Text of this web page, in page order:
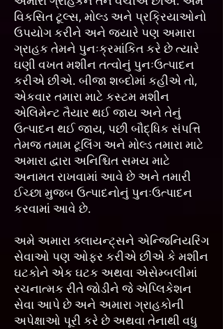
વિકસિત ટૂલ્સ, મોલ્ડ અને પ્રક્રિયાઓનો
ઉપયોગ કરીને અને જ્યારે પણ અમારા
ગ્રાહક તેમને પુનઃક્રમાંકિત કરે છે ત્યારે
ઘણી વખત મશીન તત્વોનું પુનઃઉત્પાદન
કરીએ છીએ. બીજા શબ્દોમાં કહીએ તો,
એકવાર તમારા માટે કસ્ટમ મશીન
એલિમેન્ટ તૈયાર થઈ જાય અને તેનું
ઉત્પાદન થઈ જાય, પછી બૌદ્ધિક સંપત્તિ
તેમજ તમામ ટૂલિંગ અને મોલ્ડ તમારા માટે
અમારા દ્વારા અનિશ્ચિત સમય માટે
અનામત રાખવામાં આવે છે અને તમારી
ઈચ્છા મુજબ ઉત્પાદનોનું પુનઃઉત્પાદન
કરવામાં આવે છે.
અમે અમારા ક્લાયન્ટ્સને એન્જિનિયરિંગ
સેવાઓ પણ ઓફર કરીએ છીએ કે મશીન
ઘટકોને એક ઘટક અથવા એસેમ્બલીમાં
રચનાત્મક રીતે જોડીને જે એપ્લિકેશન
સેવા આપે છે અને અમારા ગ્રાહકોની
અપેક્ષાઓ પૂરી કરે છે અથવા તેનાથી વધુ